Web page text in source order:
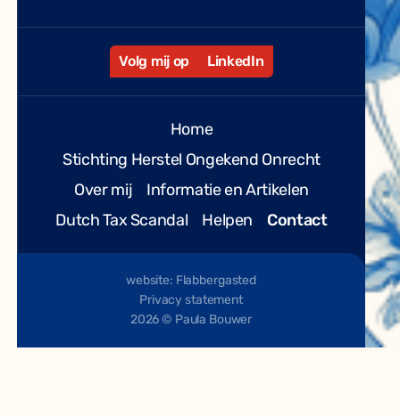
Volg mij op LinkedIn
Home
Stichting Herstel Ongekend Onrecht
Over mij
Informatie en Artikelen
Dutch Tax Scandal
Helpen Contact
2026 © Paula Bouwer
website: Flabbergasted
Privacy statement